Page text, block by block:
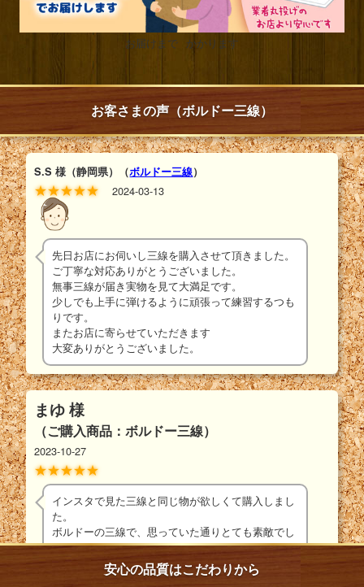
ミンサー織り・えん
じ
￥2700
金襴・赤地桜吹雪
￥2600
左御紋HG・赤
￥1700
左御紋・紅型赤
￥500
紅型プリント菊花流
￥1500
その他の
その他の胴巻きにも変更できます！
上から「その他の胴巻き」をお選び後、お好き
な胴巻きを別途ご注文ください。
※定価よりお得に変更できます
胴巻きのページはこちら
お届けまで かかります
お客さまの声（ボルドー三線）
S.S 様（静岡県） （ボルドー三線）
2024-03-13
先日お店にお伺いし三線を購入させて頂きました。
ご丁寧な対応ありがとうございました。
無事三線が届き実物を見て大満足です。
少しでも上手に弾けるように頑張って練習するつも
りです。
またお店に寄らせていただきます
大変ありがとうございました。
まゆ 様
（ご購入商品：ボルドー三線）
2023-10-27
インスタで見た三線と同じ物が欲しくて購入しまし
た。
ボルドーの三線で、思っていた通りとても素敵でし
た。
かわいくて、可愛くて毎日弾いて楽しんでいます。
沖縄になかなか行けないですが、音色を聴いている
安心の品質はこだわりから